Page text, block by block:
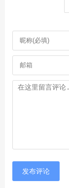
发布评论